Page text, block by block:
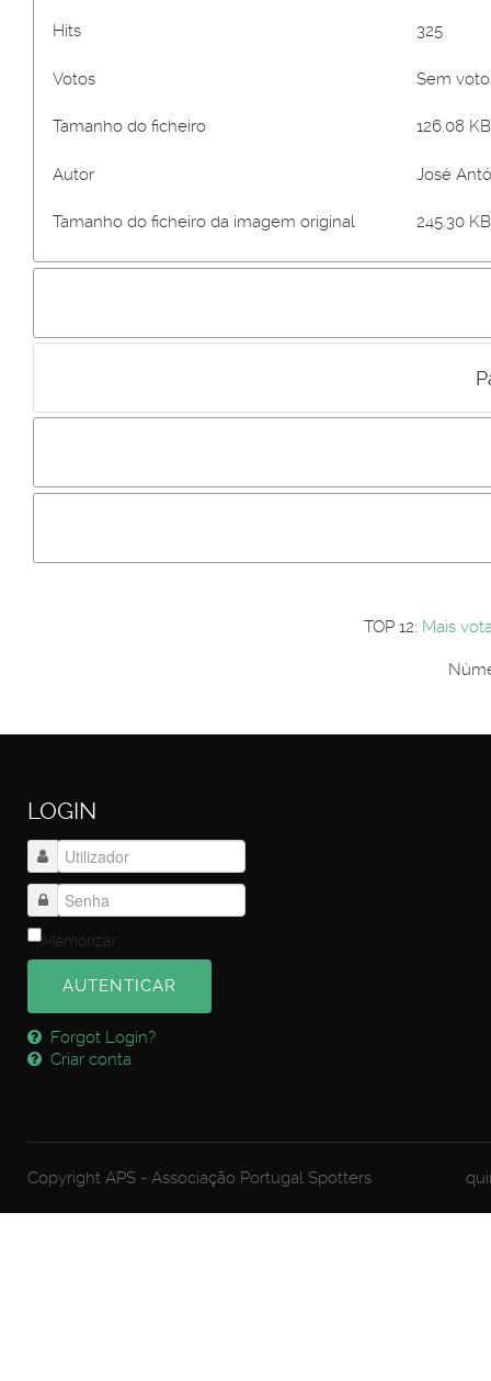
Hits 325
Votos Sem
Tamanho do ficheiro 126.08
Autor José
Tamanho do ficheiro da imagem original 245.30
Incluir imagem :
Os
Primeiro autentique-se...
TOP 12: Mais
LOGIN
Memorizar
AUTENTICAR
Forgot Login?
Criar conta
Copyright APS - Associação Portugal Spotters